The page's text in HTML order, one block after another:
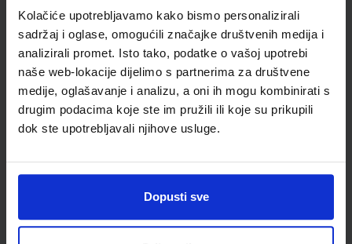
Kolačiće upotrebljavamo kako bismo personalizirali
sadržaj i oglase, omogućili značajke društvenih medija i
analizirali promet. Isto tako, podatke o vašoj upotrebi
naše web-lokacije dijelimo s partnerima za društvene
medije, oglašavanje i analizu, a oni ih mogu kombinirati s
drugim podacima koje ste im pružili ili koje su prikupili
dok ste upotrebljavali njihove usluge.
Dopusti sve
Newsletter prijava
Prijavite se kako bi primali informacije o novim
pogodnostima